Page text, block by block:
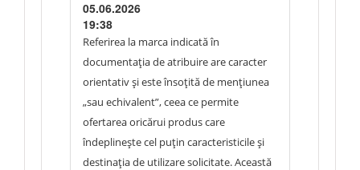
ambalajele mici permit dozarea precisă,
evitarea pierderilor de material,
păstrarea proprietăților produsului după
deschidere și distribuirea eficientă către
subdiviziunile instituției. Cerința nu are
scopul de a restrânge concurența, ci de a
asigura utilizarea eficientă a produsului
conform necesităților operaționale ale
ambalajului în mod neutru.
05.06.2026
19:38
Referirea la marca indicată în
documentația de atribuire are caracter
orientativ și este însoțită de mențiunea
„sau echivalent”, ceea ce permite
ofertarea oricărui produs care
îndeplinește cel puțin caracteristicile și
destinația de utilizare solicitate. Această